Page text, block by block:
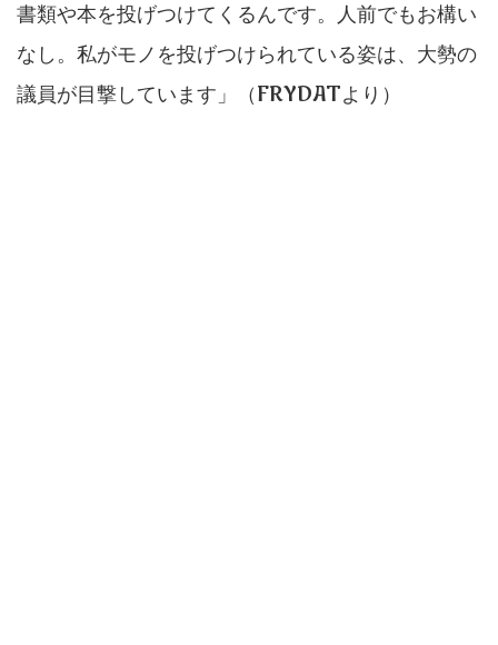
書類や本を投げつけてくるんです。人前でもお構い
なし。私がモノを投げつけられている姿は、大勢の
議員が目撃しています」（FRYDATより）